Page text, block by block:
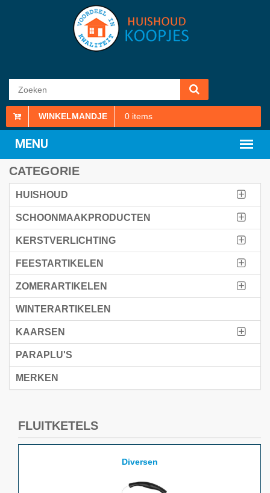
WINKELMANDJE 0 items
CATEGORIE
HUISHOUD
SCHOONMAAKPRODUCTEN
KERSTVERLICHTING
FEESTARTIKELEN
ZOMERARTIKELEN
WINTERARTIKELEN
KAARSEN
PARAPLU'S
MERKEN
FLUITKETELS
Diversen